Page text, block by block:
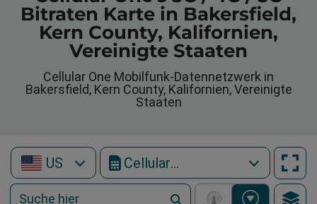
Bitraten Karte in Bakersfield,
Kern County, Kalifornien,
Vereinigte Staaten
Cellular One Mobilfunk-Datennetzwerk in
Bakersfield, Kern County, Kalifornien, Vereinigte
Staaten
US Cellular One